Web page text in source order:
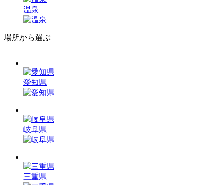
温泉
場所から選ぶ
愛知県
岐阜県
三重県